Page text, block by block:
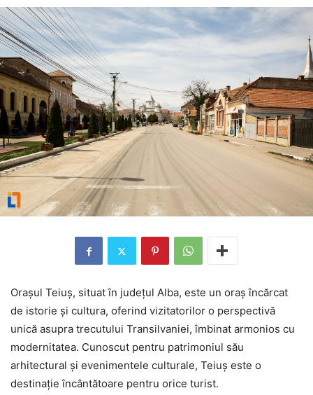
Orașul Teiuș, situat în județul Alba, este un oraș încărcat
de istorie și cultura, oferind vizitatorilor o perspectivă
unică asupra trecutului Transilvaniei, îmbinat armonios cu
modernitatea. Cunoscut pentru patrimoniul său
arhitectural și evenimentele culturale, Teiuș este o
destinație încântătoare pentru orice turist.